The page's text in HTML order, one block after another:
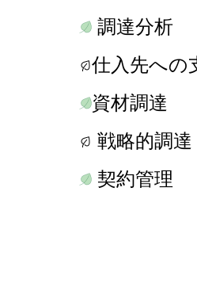
調達分析
仕入先への
資材調達
戦略的調達
契約管理